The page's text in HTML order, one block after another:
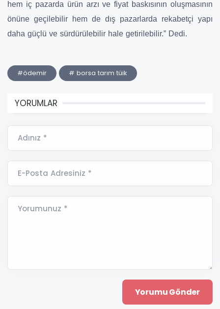
hem iç pazarda ürün arzı ve fiyat baskısının oluşmasının
önüne geçilebilir hem de dış pazarlarda rekabetçi yapı
daha güçlü ve sürdürülebilir hale getirilebilir.” Dedi.
#ödemir # borsa tarım tüik
YORUMLAR
Adınız *
E-Posta Adresiniz *
Yorumunuz *